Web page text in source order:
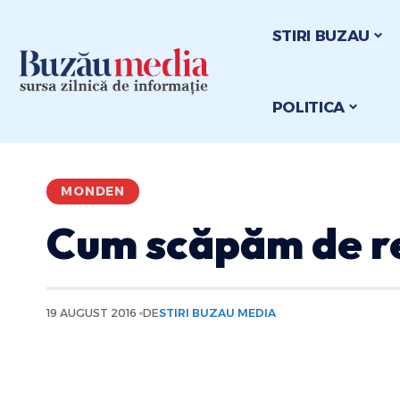
STIRI BUZAU
POLITICA
MONDEN
Cum scăpăm de
19 AUGUST 2016 DESTIRI BUZAU MEDIA